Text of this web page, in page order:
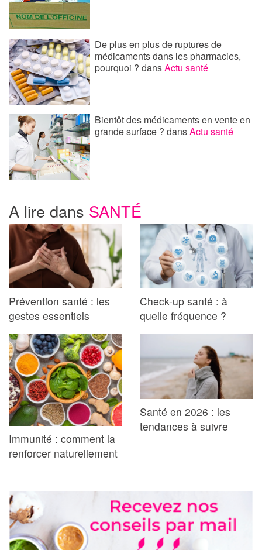
De plus en plus de ruptures de
médicaments dans les pharmacies,
pourquoi ?dansActu santé
Bientôt des médicaments en vente en
grande surface ?dansActu santé
A lire dans SANTÉ
Prévention santé : les
gestes essentiels
Check-up santé : à
quelle fréquence ?
Immunité : comment la
renforcer naturellement
Santé en 2026 : les
tendances à suivre